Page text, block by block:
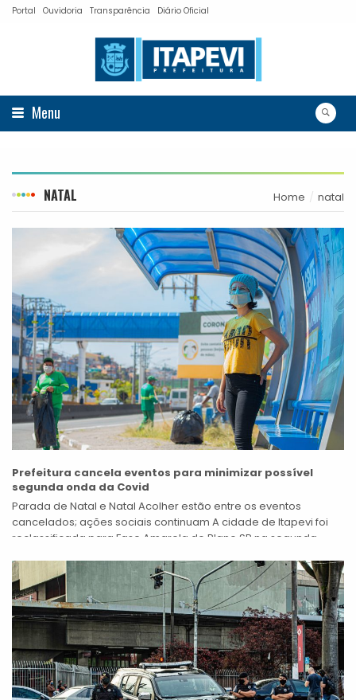
Portal Ouvidoria Transparência Diário Oficial
Menu
NATAL Home natal
Prefeitura cancela eventos para minimizar possível
segunda onda da Covid
Parada de Natal e Natal Acolher estão entre os eventos
cancelados; ações sociais continuam A cidade de Itapevi foi
reclassificada para Fase Amarela do Plano SP na segunda-